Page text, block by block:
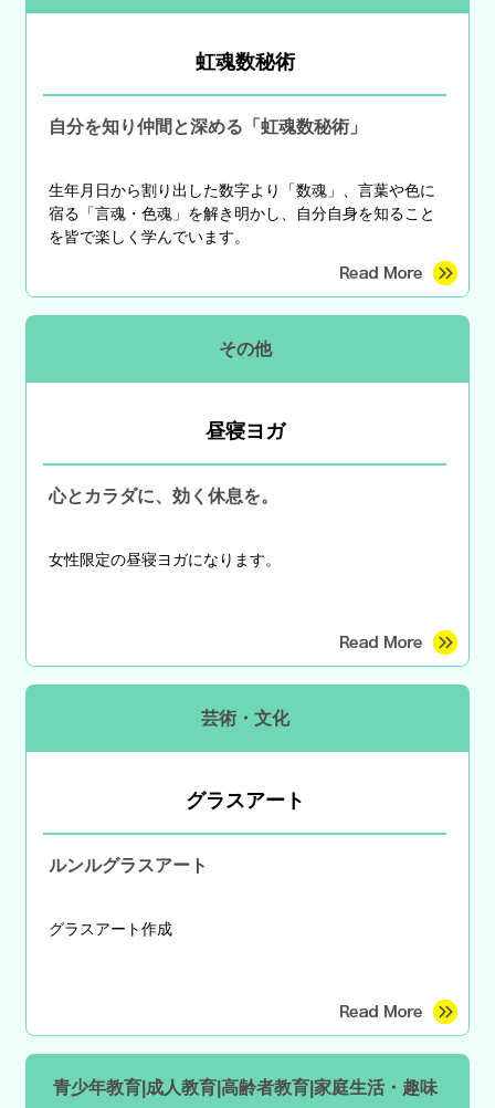
虹魂数秘術
自分を知り仲間と深める「虹魂数秘術」
生年月日から割り出した数字より「数魂」、言葉や色に
宿る「言魂・色魂」を解き明かし、自分自身を知ること
を皆で楽しく学んでいます。
その他
昼寝ヨガ
心とカラダに、効く休息を。
女性限定の昼寝ヨガになります。
芸術・文化
グラスアート
ルンルグラスアート
グラスアート作成
青少年教育|成人教育|高齢者教育|家庭生活・趣味